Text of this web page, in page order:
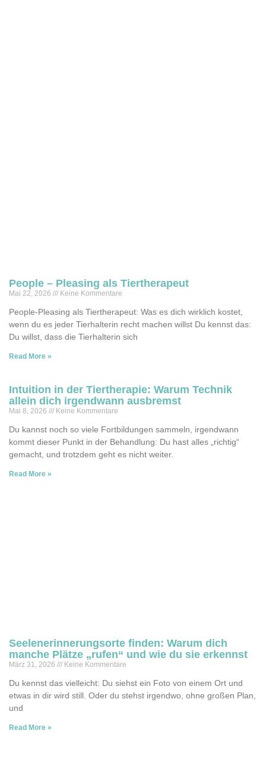
People – Pleasing als Tiertherapeut
Mai 22, 2026 Keine Kommentare
People-Pleasing als Tiertherapeut: Was es dich wirklich kostet,
wenn du es jeder Tierhalterin recht machen willst Du kennst das:
Du willst, dass die Tierhalterin sich
Read More »
Intuition in der Tiertherapie: Warum Technik
allein dich irgendwann ausbremst
Mai 8, 2026 Keine Kommentare
Du kannst noch so viele Fortbildungen sammeln, irgendwann
kommt dieser Punkt in der Behandlung: Du hast alles „richtig“
gemacht, und trotzdem geht es nicht weiter.
Read More »
Seelenerinnerungsorte finden: Warum dich
manche Plätze „rufen“ und wie du sie erkennst
März 31, 2026 Keine Kommentare
Du kennst das vielleicht: Du siehst ein Foto von einem Ort und
etwas in dir wird still. Oder du stehst irgendwo, ohne großen Plan,
und
Read More »